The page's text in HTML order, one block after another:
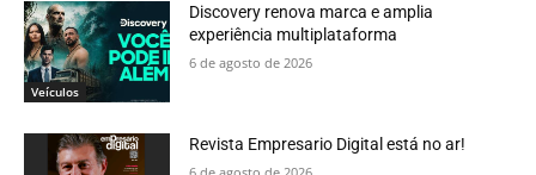
Veículos
Discovery renova marca e amplia
experiência multiplataforma
6 de agosto de 2026
Revista Empresario Digital está no ar!